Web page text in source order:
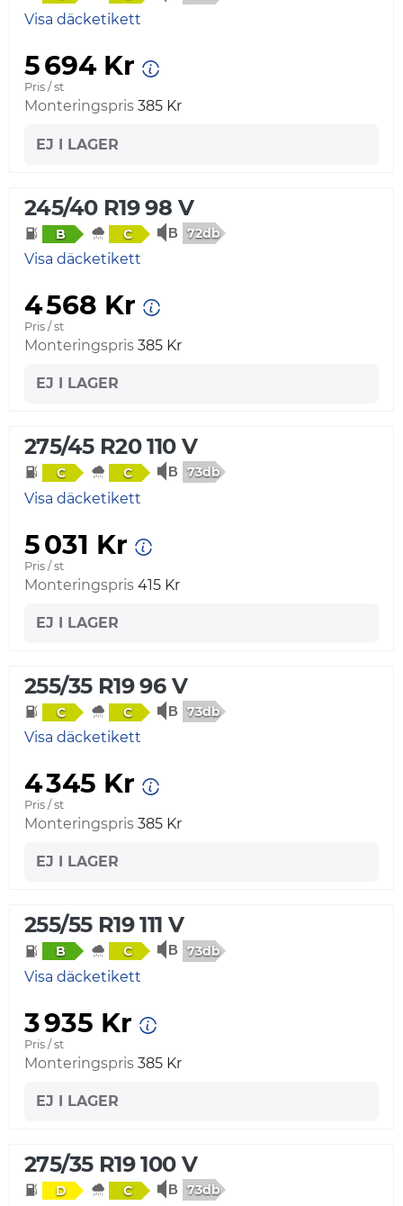
Visa däcketikett
5 694 Kr
Pris / st
Monteringspris 385 Kr
EJ I LAGER
245/40 R19 98 V
B C 72db
Visa däcketikett
4 568 Kr
Pris / st
Monteringspris 385 Kr
EJ I LAGER
275/45 R20 110 V
C C 73db
Visa däcketikett
5 031 Kr
Pris / st
Monteringspris 415 Kr
EJ I LAGER
255/35 R19 96 V
C C 73db
Visa däcketikett
4 345 Kr
Pris / st
Monteringspris 385 Kr
EJ I LAGER
255/55 R19 111 V
B C 73db
Visa däcketikett
3 935 Kr
Pris / st
Monteringspris 385 Kr
EJ I LAGER
275/35 R19 100 V
D C 73db